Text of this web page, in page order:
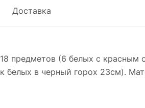
Доставка
предметов (6 белых с
белых в черный горох 23см).